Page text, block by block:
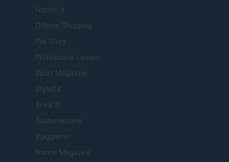
Notizie.it
Offerte Shopping
Pet Story
Professione Lavoro
Sport Magazine
Style24
Think.it
Tuobenessere
Viaggiamo
Nonne Magazine